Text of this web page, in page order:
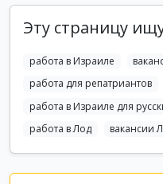
Эту страницу
работа в Израиле
работа для репатриантов
работа в Израиле для
работа в Лод
вакансии